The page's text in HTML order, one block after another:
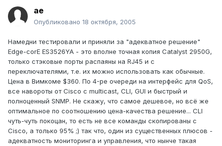
ae
Опубликовано 18 октября, 2005
Намедни тестировали и приняли за "адекватное решение"
Edge-corE ES3526YA - это вполне точная копия Catalyst 2950G,
только стэковые порты распаяны на RJ45 и с
переключателями, т.е. их можно использовать как обычные.
Цена в Вимкоме $360. По 4-ре очереди на интерфейс для QoS,
все навороты от Cisco с multicast, CLI, GUI и быстрый и
полноценный SNMP. Не скажу, что самое дешевое, но всё же
оптимальное по соотношению цена-качества решение... CLI
чуть-чуть покоцан, то есть не все команды скопированы с
Cisco, а только 95% ;) так что, один из существенных плюсов -
адекватность мониторинга и управления, что нынче такая